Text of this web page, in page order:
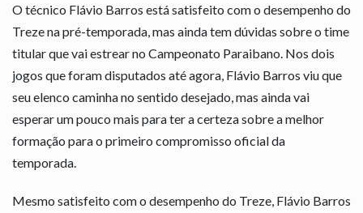
O técnico Flávio Barros está satisfeito com o desempenho do
Treze na pré-temporada, mas ainda tem dúvidas sobre o time
titular que vai estrear no Campeonato Paraibano. Nos dois
jogos que foram disputados até agora, Flávio Barros viu que
seu elenco caminha no sentido desejado, mas ainda vai
esperar um pouco mais para ter a certeza sobre a melhor
formação para o primeiro compromisso oficial da
temporada.
Mesmo satisfeito com o desempenho do Treze, Flávio Barros